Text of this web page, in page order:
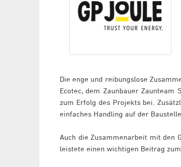
Die enge und reibungslose
Ecotec, dem Zaunbauer
zum Erfolg des Projekts bei.
einfaches Handling auf der Baustelle.
Auch die Zusammenarbeit mit den
leistete einen wichtigen Beitrag